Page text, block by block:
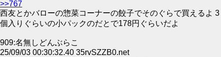
>>767
西友とかバローの惣菜コーナーの餃子でそのぐらで買えるよ 3
個入りぐらいの小パックのだとで178円ぐらいだよ
909:名無しどんぶらこ
25/09/03 00:30:32.40 35rvSZZB0.net